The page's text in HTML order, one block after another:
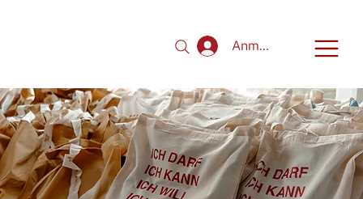
Anmelden